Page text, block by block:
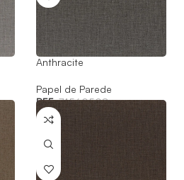
Anthracite
Papel de Parede
REF:74560508